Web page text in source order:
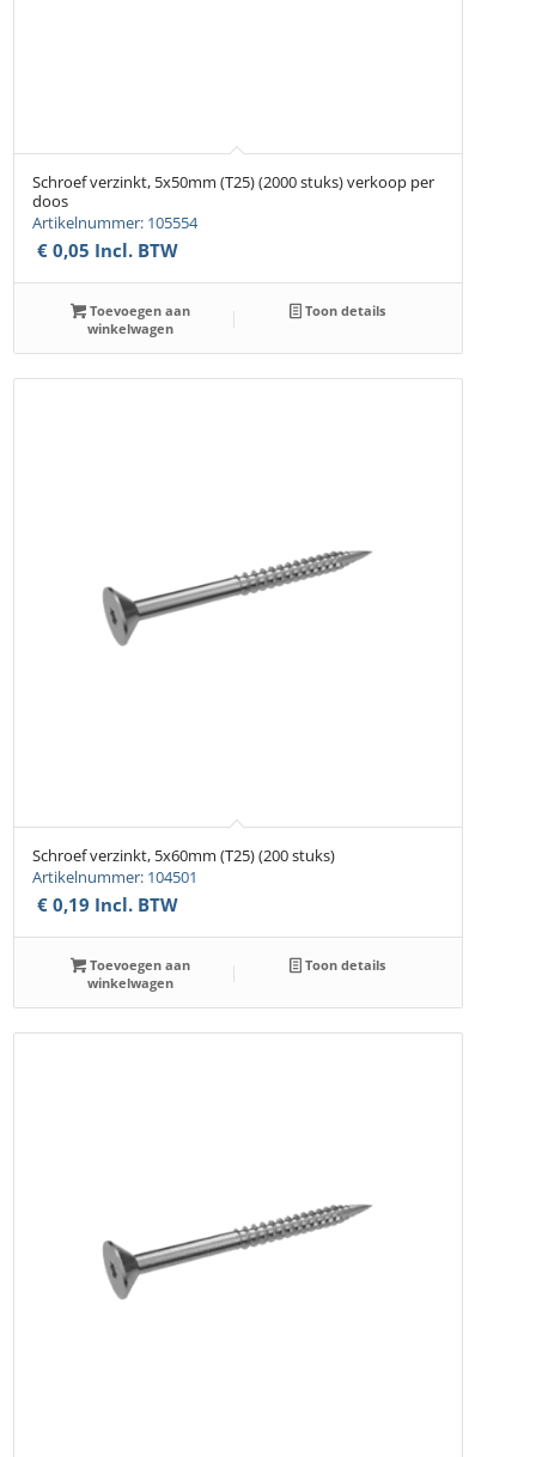
Schroef verzinkt, 5x50mm (T25) (2000 stuks) verkoop per
doos
Artikelnummer: 105554
€ 0,05 Incl. BTW
Toevoegen aan
winkelwagen
Toon details
Schroef verzinkt, 5x60mm (T25) (200 stuks)
Artikelnummer: 104501
€ 0,19 Incl. BTW
Toevoegen aan
winkelwagen
Toon details